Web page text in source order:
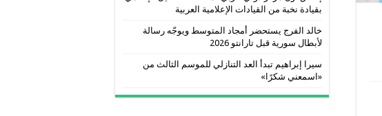
بقيادة نخبة من القيادات الإعلامية العربية
خالد الفرج يستحضر أمجاد المتوسط ويوجّه رسالة
لأبطال سورية قبل تارانتو 2026
سيرا إبراهيم تبدأ العد التنازلي للموسم الثالث من
«اسمعني شكرًا»